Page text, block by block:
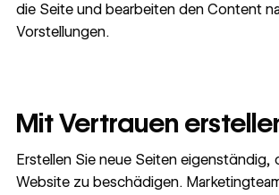
die Seite und bearbeiten den Content
Vorstellungen.
Mit Vertrauen
Erstellen Sie neue Seiten eigenständig,
Website zu beschädigen.